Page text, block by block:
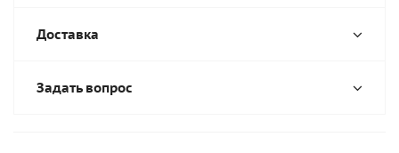
Доставка
Задать вопрос